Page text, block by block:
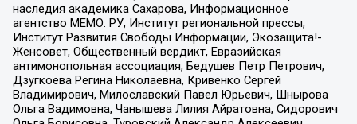
наследия академика Сахарова, Информационное
агентство МЕМО. РУ, Институт региональной прессы,
Институт Развития Свободы Информации, Экозащита!-
Женсовет, Общественный вердикт, Евразийская
антимонопольная ассоциация, Бедушев Петр Петрович,
Дзугкоева Регина Николаевна, Кривенко Сергей
Владимирович, Милославский Павел Юрьевич, Шнырова
Ольга Вадимовна, Чанышева Лилия Айратовна, Сидорович